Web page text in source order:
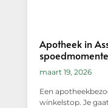
Apotheek in
maart 19, 2026
Een
winkelstop. Je